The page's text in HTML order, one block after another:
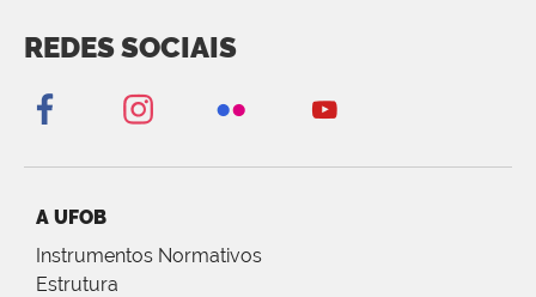
REDES SOCIAIS
A UFOB
Instrumentos Normativos
Estrutura